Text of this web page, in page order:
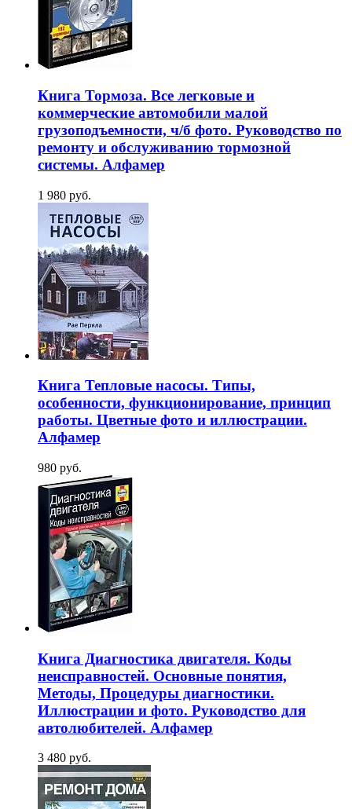
Книга Тормоза. Все легковые и
коммерческие автомобили малой
грузоподъемности, ч/б фото. Руководство по
ремонту и обслуживанию тормозной
системы. Алфамер
1 980 руб.
Книга Тепловые насосы. Типы,
особенности, функционирование, принцип
работы. Цветные фото и иллюстрации.
Алфамер
980 руб.
Книга Диагностика двигателя. Коды
неисправностей. Основные понятия,
Методы, Процедуры диагностики.
Иллюстрации и фото. Руководство для
автолюбителей. Алфамер
3 480 руб.